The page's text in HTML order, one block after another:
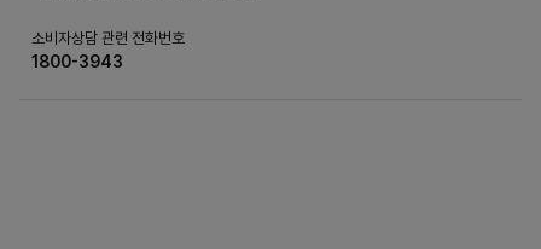
소비자상담 관련 전화번호
1800-3943